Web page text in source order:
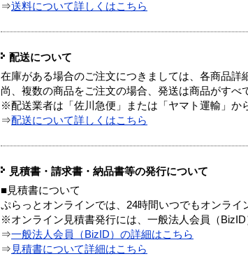
⇒送料について詳しくはこちら
配送について
在庫がある場合のご注文につきましては、各商品詳
尚、複数の商品をご注文の場合、発送は商品がすべ
※配送業者は「佐川急便」または「ヤマト運輸」か
⇒配送について詳しくはこちら
見積書・請求書・納品書等の発行について
■見積書について
ぷらっとオンラインでは、24時間いつでもオンライ
※オンライン見積書発行には、一般法人会員（BizID
⇒一般法人会員（BizID）の詳細はこちら
⇒ 見積書について詳細はこちら